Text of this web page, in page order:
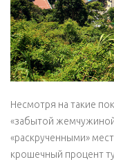
Несмотря на такие
«забытой
«раскрученными»
крошечный процент